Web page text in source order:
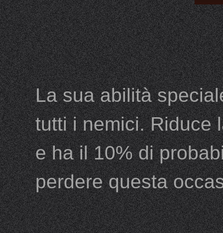
La sua abilità
tutti i nemici. Riduce
e ha il 10% di
perdere questa